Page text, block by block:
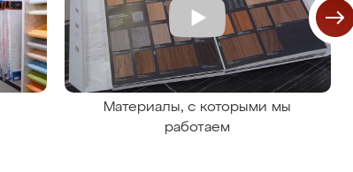
Материалы, с которыми мы
работаем